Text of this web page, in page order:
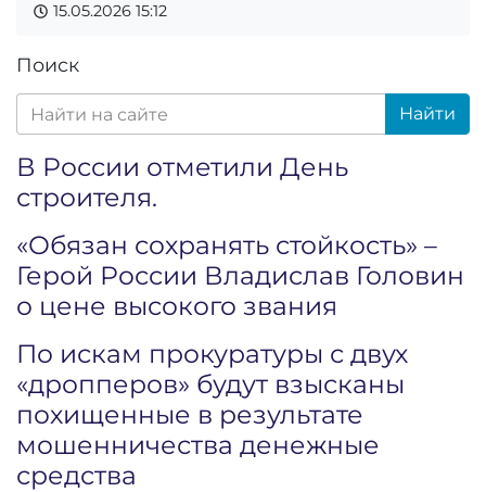
15.05.2026 15:12
Поиск
Найти
В России отметили День
строителя.
«Обязан сохранять стойкость» –
Герой России Владислав Головин
о цене высокого звания
По искам прокуратуры с двух
«дропперов» будут взысканы
похищенные в результате
мошенничества денежные
средства